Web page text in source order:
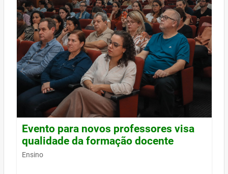
Evento para novos professores visa
qualidade da formação docente
Ensino